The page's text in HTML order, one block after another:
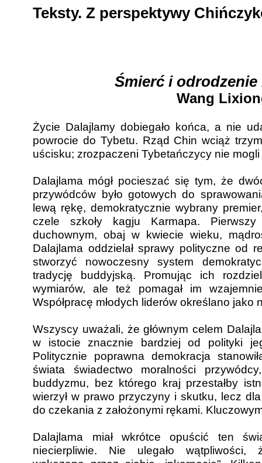
Teksty. Z perspektywy
Śmierć i odrodzenie
Wang
Życie Dalajlamy dobiegało końca, a nie
powrocie do Tybetu. Rząd Chin wciąż
uścisku; zrozpaczeni Tybetańczycy nie
Dalajlama mógł pocieszać się tym, że
przywódców było gotowych do
lewą rękę, demokratycznie wybrany
czele szkoły kagju Karmapa.
duchownym, obaj w kwiecie wieku,
Dalajlama oddzielał sprawy polityczne od
stworzyć nowoczesny system
tradycję buddyjską. Promując ich
wymiarów, ale też pomagał im
Współpracę młodych liderów określano jako
Wszyscy uważali, że głównym celem
w istocie znacznie bardziej od polityki
Politycznie poprawna demokracja
świata świadectwo moralności
buddyzmu, bez którego kraj przestałby
wierzył w prawo przyczyny i skutku, lecz
do czekania z założonymi rękami.
Dalajlama miał wkrótce opuścić ten
niecierpliwie. Nie ulegało wątpliwości,